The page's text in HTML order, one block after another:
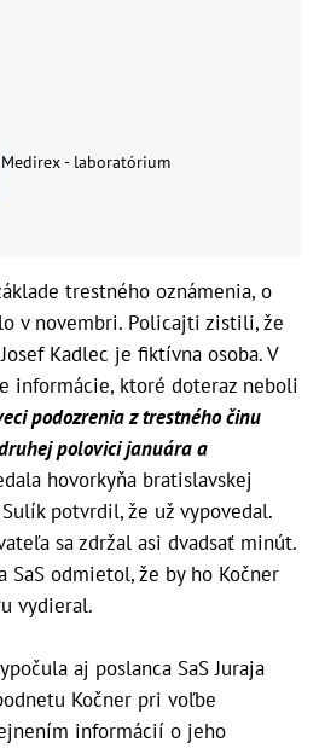
Medirex - laboratórium
trestného oznámenia, o
v novembri. Policajti zistili, že
Kadlec je fiktívna osoba. V
informácie, ktoré doteraz neboli
podozrenia z trestného činu
polovici januára a
hovorkyňa bratislavskej
potvrdil, že už vypovedal.
sa zdržal asi dvadsať minút.
SaS odmietol, že by ho Kočner
vydieral.
aj poslanca SaS Juraja
Kočner pri voľbe
informácií o jeho